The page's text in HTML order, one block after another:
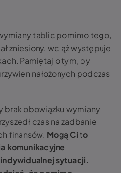
tablic pomimo tego,
zniesiony, wciąż występuje
Pamiętaj o tym, by
nałożonych podczas
brak obowiązku wymiany
czas na zadbanie
finansów. Mogą Ci to
komunikacyjne
sytuacji.